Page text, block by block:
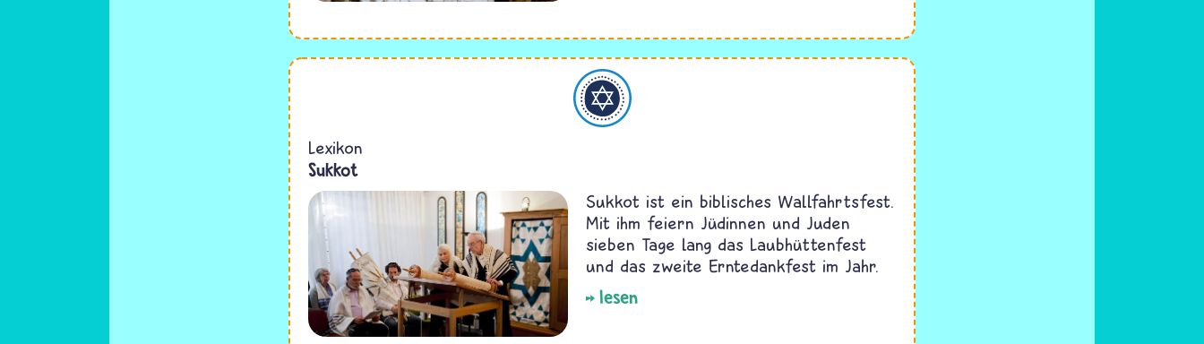
Lexikon
Sukkot
Sukkot ist ein biblisches Wallfahrtsfest.
Mit ihm feiern Jüdinnen und Juden
sieben Tage lang das Laubhüttenfest
und das zweite Erntedankfest im Jahr.
lesen